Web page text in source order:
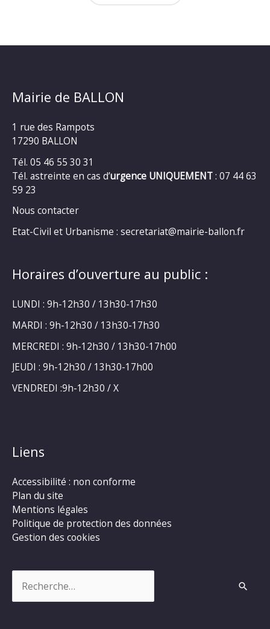
Mairie de BALLON
1 rue des Rampots
17290 BALLON
Tél. 05 46 55 30 31
Tél. astreinte en cas d’urgence UNIQUEMENT: 07 44 63
59 23
Nous contacter
Etat-Civil et Urbanisme : secretariat@mairie-ballon.fr
Horaires d’ouverture au public :
LUNDI : 9h-12h30 / 13h30-17h30
MARDI : 9h-12h30 / 13h30-17h30
MERCREDI : 9h-12h30 / 13h30-17h00
JEUDI : 9h-12h30 / 13h30-17h00
VENDREDI :9h-12h30 / X
Liens
Accessibilité : non conforme
Plan du site
Mentions légales
Politique de protection des données
Gestion des cookies